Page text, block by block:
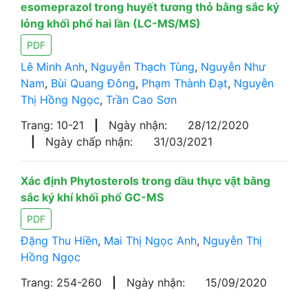
esomeprazol trong huyết tương thỏ bằng sắc ký
lỏng khối phổ hai lần (LC-MS/MS)
PDF
Lê Minh Anh, Nguyễn Thạch Tùng, Nguyễn Như
Nam, Bùi Quang Đông, Phạm Thành Đạt, Nguyễn
Thị Hồng Ngọc, Trần Cao Sơn
Trang: 10-21
Ngày nhận:
28/12/2020
Ngày chấp nhận: 31/03/2021
Xác định Phytosterols trong dầu thực vật bằng
sắc ký khí khối phổ GC-MS
PDF
Đặng Thu Hiền, Mai Thị Ngọc Anh, Nguyễn Thị
Hồng Ngọc
Trang: 254-260
Ngày nhận:
15/09/2020